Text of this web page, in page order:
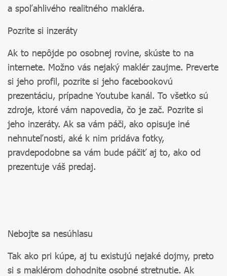
a spoľahlivého realitného makléra.
Pozrite si inzeráty
Ak to nepôjde po osobnej rovine, skúste to na
internete. Možno vás nejaký maklér zaujme. Preverte
si jeho profil, pozrite si jeho facebookovú
prezentáciu, prípadne Youtube kanál. To všetko sú
zdroje, ktoré vám napovedia, čo je zač. Pozrite si
jeho inzeráty. Ak sa vám páči, ako opisuje iné
nehnuteľnosti, aké k nim pridáva fotky,
pravdepodobne sa vám bude páčiť aj to, ako od
prezentuje váš predaj.
Nebojte sa nesúhlasu
Tak ako pri kúpe, aj tu existujú nejaké dojmy, preto
si s maklérom dohodnite osobné stretnutie. Ak